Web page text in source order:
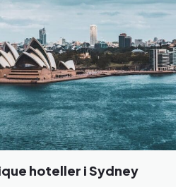
hoteller i Sydney